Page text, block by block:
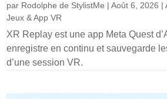
par Rodolphe de StylistMe |Août 6, 2026 |
Jeux & App VR
XR Replay est une app Meta Quest
enregistre en continu et sauvegarde
d’une session VR.